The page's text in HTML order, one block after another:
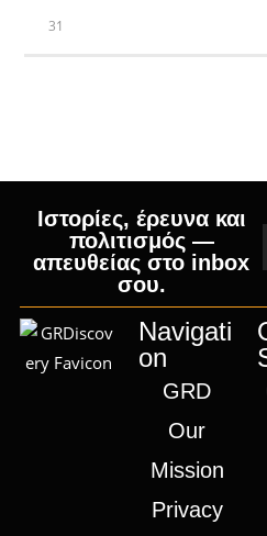
31
Ιστορίες, έρευνα και
πολιτισμός —
απευθείας στο inbox
σου.
Navigati
on
GRD
Our
Mission
Privacy